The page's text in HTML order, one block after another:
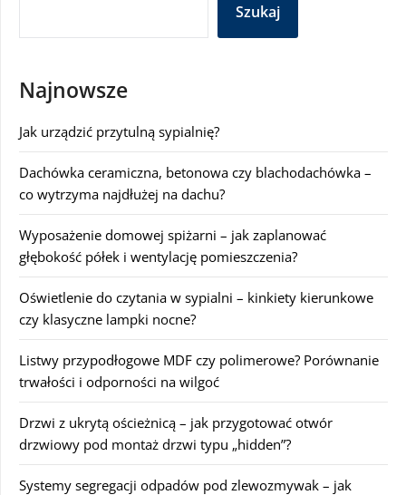
Szukaj
Najnowsze
Jak urządzić przytulną sypialnię?
Dachówka ceramiczna, betonowa czy blachodachówka –
co wytrzyma najdłużej na dachu?
Wyposażenie domowej spiżarni – jak zaplanować
głębokość półek i wentylację pomieszczenia?
Oświetlenie do czytania w sypialni – kinkiety kierunkowe
czy klasyczne lampki nocne?
Listwy przypodłogowe MDF czy polimerowe? Porównanie
trwałości i odporności na wilgoć
Drzwi z ukrytą ościeżnicą – jak przygotować otwór
drzwiowy pod montaż drzwi typu „hidden”?
Systemy segregacji odpadów pod zlewozmywak – jak